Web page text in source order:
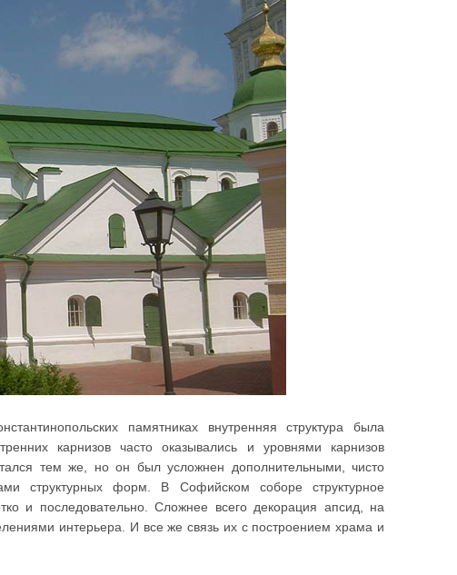
памятниках внутренняя структура была
карнизов часто оказывались и уровнями карнизов
тем же, но он был усложнен дополнительными, чисто
структурных форм. В Софийском соборе структурное
и последовательно. Сложнее всего декорация апсид, на
интерьера. И все же связь их с построением храма и